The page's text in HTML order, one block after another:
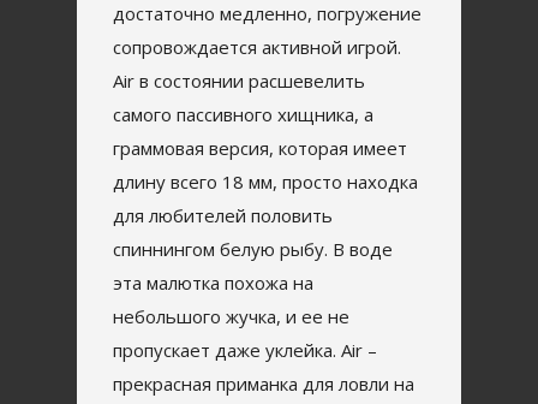
достаточно медленно, погружение
сопровождается активной игрой.
Air в состоянии расшевелить
самого пассивного хищника, а
граммовая версия, которая имеет
длину всего 18 мм, просто находка
для любителей половить
спиннингом белую рыбу. В воде
эта малютка похожа на
небольшого жучка, и ее не
пропускает даже уклейка. Air –
прекрасная приманка для ловли на